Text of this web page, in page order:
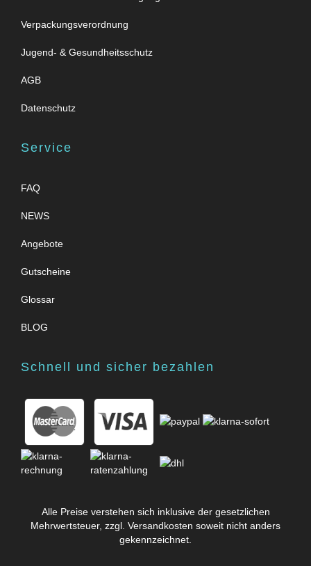
Verpackungsverordnung
Jugend- & Gesundheitsschutz
AGB
Datenschutz
Service
FAQ
NEWS
Angebote
Gutscheine
Glossar
BLOG
Schnell und sicher bezahlen
Alle Preise verstehen sich inklusive der gesetzlichen
Mehrwertsteuer, zzgl. Versandkosten soweit nicht anders
gekennzeichnet.